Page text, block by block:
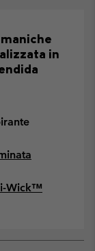
in
Wick™